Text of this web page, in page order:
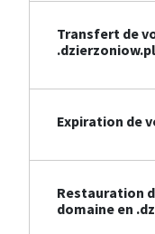
Transfert de
.dzierzoniow.pl
Expiration de
Restauration
domaine en